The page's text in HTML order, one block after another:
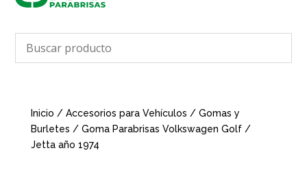
Inicio / Accesorios para Vehículos / Gomas y
Burletes / Goma Parabrisas Volkswagen Golf /
Jetta año 1974